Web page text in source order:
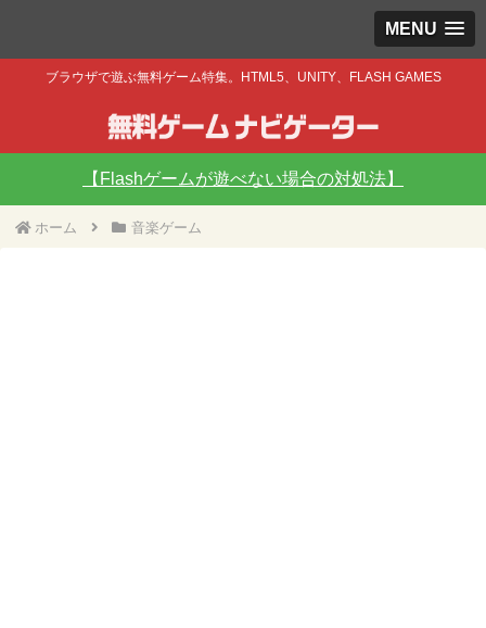
MENU
ブラウザで遊ぶ無料ゲーム特集。HTML5、UNITY、FLASH GAMES
【Flashゲームが遊べない場合の対処法】
ホーム 音楽ゲーム